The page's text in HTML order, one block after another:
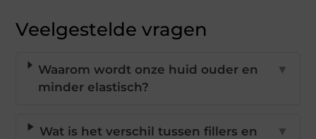
Veelgestelde vragen
Waarom wordt onze huid ouder en
minder elastisch?
▼
Wat is het verschil tussen fillers en
▼